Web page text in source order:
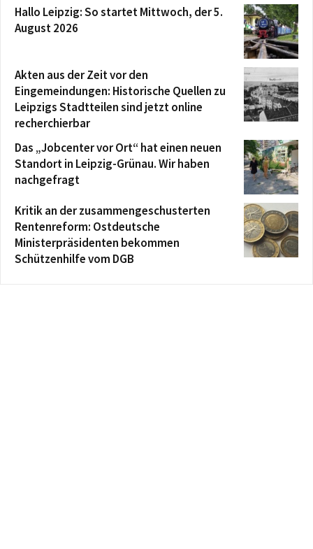
Hallo Leipzig: So startet Mittwoch, der 5.
August 2026
Akten aus der Zeit vor den
Eingemeindungen: Historische Quellen zu
Leipzigs Stadtteilen sind jetzt online
recherchierbar
Das „Jobcenter vor Ort“ hat einen neuen
Standort in Leipzig-Grünau. Wir haben
nachgefragt
Kritik an der zusammengeschusterten
Rentenreform: Ostdeutsche
Ministerpräsidenten bekommen
Schützenhilfe vom DGB